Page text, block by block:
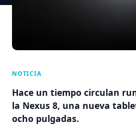
NOTICIA
Hace un tiempo circulan
la Nexus 8, una nueva
ocho pulgadas.